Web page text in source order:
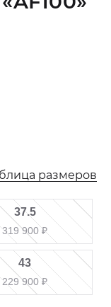
размеров
37.5
319 900₽
43
229 900₽